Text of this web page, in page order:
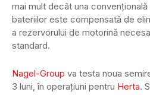
mai mult decât una
bateriilor este compensată de
a rezervorului de motorină
standard.
Nagel-Group va testa noua
3 luni, în operațiuni pentru Herta.